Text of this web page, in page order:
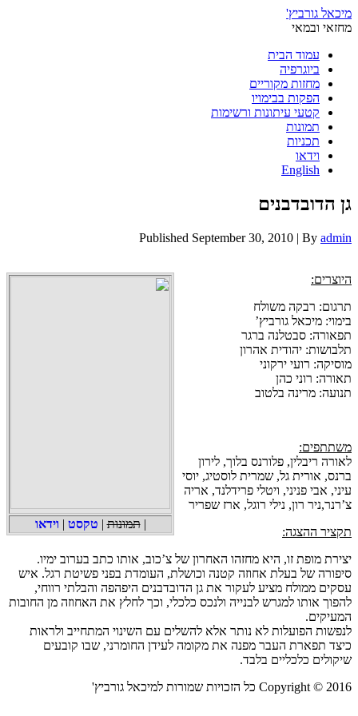
מיכאל גורביץ'
מחזאי ובמאי
עמוד הבית
ביוגרפיה
מחזות מקוריים
הפקות בבימויו
קטעי עיתונות ורשימות
תמונות
תכניות
וידאו
English
גן הדובדבנים
Published September 30, 2010 | By admin
|תמונות | טקסט | וידאו
היוצרים:
תרגום: רבקה משולח
בימוי: מיכאל גורביץ’
תפאורה: סבטלנה ברגר
תלבושות: יהודית אהרון
מוסיקה: רועי ירקוני
תאורה: רוני כהן
תנועה: מרינה בלטוב
משתתפים:
לאורה ריבלין, פלורנס בלוך, לירון
ברנס, אורית גל, שמרית לוסטיג, יוסי
עיני, אבי פניני, ויטלי פרידלנד, אריה
צ’רנר,ניר רון, נילי רוגל, ארז שפריר
תקציר ההצגה:
יצירת מופת זו, היא מחזהו האחרון של צ’כוב, אותו כתב בערוב ימיו.
סיפורה של בעלת אחוזה קטנה וכושלת, העומדת בפני פשיטת רגל. איש
עסקים ממולח מציע לעקור את גן הדובדבנים היפהפה והבלתי רווחי,
להפוך אותו למגרש לבנייה ולנכס כלכלי, וכך לחלץ את האחוזה מן החובות
המעיקים.
לנפשות הפועלות לא נותר אלא להשלים עם השינוי המתחייב ולראות
כיצד תפארת העבר מפנה את מקומה לעידן החומרני, שבו קובעים
שיקולים כלכליים בלבד.
Copyright © 2016 כל הזכויות שמורות למיכאל גורביץ'